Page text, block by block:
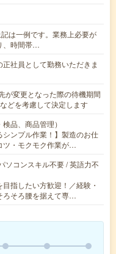
は一例です。業務上必要が
、時間帯…
社員として勤務いただきま
変更となった際の待機期間
どを考慮して決定します
品、商品管理）
シンプル作業！】製造のお仕
ツ・モクモク作業が…
ソコンスキル不要 / 英語力不
指したい方歓迎！／経験・
ろそろ腰を据えて専…